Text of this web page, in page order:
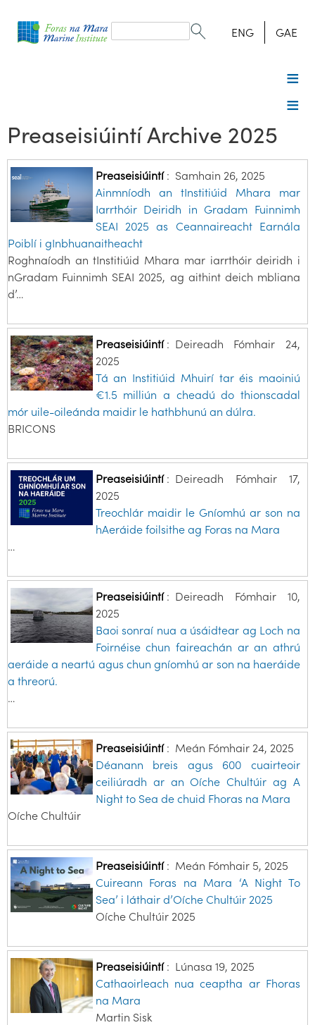
form
Search ENG GAE
Preaseisiúintí Archive 2025
Preaseisiúintí: Samhain 26, 2025
Ainmníodh an tInstitiúid Mhara mar
Iarrthóir Deiridh in Gradam Fuinnimh
SEAI 2025 as Ceannaireacht Earnála
Poiblí i gInbhuanaitheacht
Roghnaíodh an tInstitiúid Mhara mar iarrthóir deiridh i
nGradam Fuinnimh SEAI 2025, ag aithint deich mbliana
d’…
Preaseisiúintí: Deireadh Fómhair 24,
2025
Tá an Institiúid Mhuirí tar éis maoiniú
€1.5 milliún a cheadú do thionscadal
mór uile-oileánda maidir le hathbhunú an dúlra.
BRICONS
Preaseisiúintí: Deireadh Fómhair 17,
2025
Treochlár maidir le Gníomhú ar son na
hAeráide foilsithe ag Foras na Mara
…
Preaseisiúintí: Deireadh Fómhair 10,
2025
Baoi sonraí nua a úsáidtear ag Loch na
Foirnéise chun faireachán ar an athrú
aeráide a neartú agus chun gníomhú ar son na haeráide
a threorú.
…
Preaseisiúintí: Meán Fómhair 24, 2025
Déanann breis agus 600 cuairteoir
ceiliúradh ar an Oíche Chultúir ag A
Night to Sea de chuid Fhoras na Mara
Oíche Chultúir
Preaseisiúintí: Meán Fómhair 5, 2025
Cuireann Foras na Mara ‘A Night To
Sea’ i láthair d’Oíche Chultúir 2025
Oíche Chultúir 2025
Preaseisiúintí: Lúnasa 19, 2025
Cathaoirleach nua ceaptha ar Fhoras
na Mara
Martin Sisk